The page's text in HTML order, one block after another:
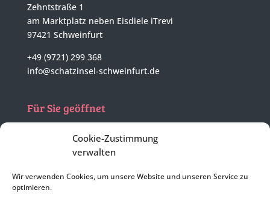
Cookie-Zustimmung
verwalten
Wir verwenden Cookies, um unsere Website und unseren Service zu
optimieren.
Zehntstraße 1
am Marktplatz neben Eisdiele iTrevi
97421 Schweinfurt
+49 (9721) 299 368
info@schatzinsel-schweinfurt.de
Für Sie geöffnet
10:00 - 17:00 Uhr
geschlossen